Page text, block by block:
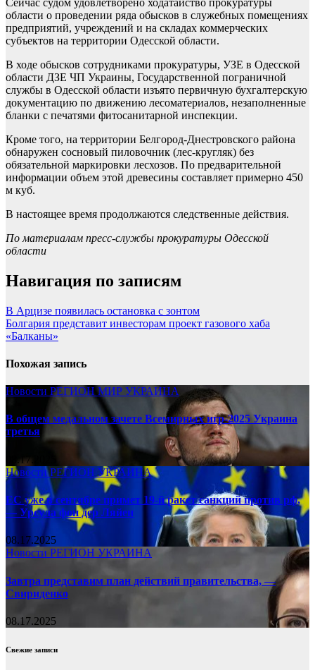
области о проведении ряда обысков в служебных помещениях
предприятий, учреждений и на складах коммерческих
субъектов на территории Одесской области.
В ходе обысков сотрудниками прокуратуры, УЗЕ в Одесской
области ДЗЕ ЧП Украины, Государственной пограничной
службы в Одесской области изъято первичную бухгалтерскую
документацию по движению лесоматериалов, незаполненные
бланки с печатями фитосанитарной инспекции.
Кроме того, на территории Белгород-Днестровского района
обнаружен сосновый пиловочник (лес-кругляк) без
обязательной маркировки лесхозов. По предварительной
информации объем этой древесины составляет примерно 450
м куб.
В настоящее время продолжаются следственные действия.
По материалам пресс-службы прокуратуры Одесской
области
Навигация по записям
В Арцизе появилась остановка с зонтом
Болгария представит инвесторам проект газового хаба
«Балканы»
Похожая запись
Новости РЕГИОНМИР УКРАИНА
В общем медальном зачете Всемирных игр-2025 Украина
третья
08.17.2025
НовостиРЕГИОНУКРАИНА
ЕС уже в сентябре примет 19-й ракет санкций против рф,
— Урсула фон дер Ляйен
08.17.2025
Новости РЕГИОН УКРАИНА
Завтра представим план действий правительства, —
Свириденко
08.17.2025
Свежие записи